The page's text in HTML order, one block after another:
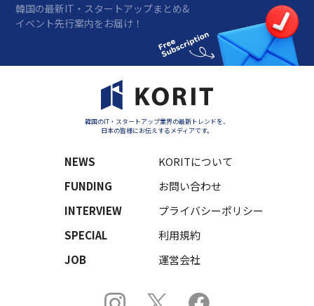
韓国の最新IT・スタートアップまとめ&
イベント先行案内をお届け！
韓国のIT・スタートアップ業界の最新トレンドを、
日本の皆様にお伝えするメディアです。
NEWS
FUNDING
INTERVIEW
SPECIAL
JOB
KORITについて
お問い合わせ
プライバシーポリシー
利用規約
運営会社